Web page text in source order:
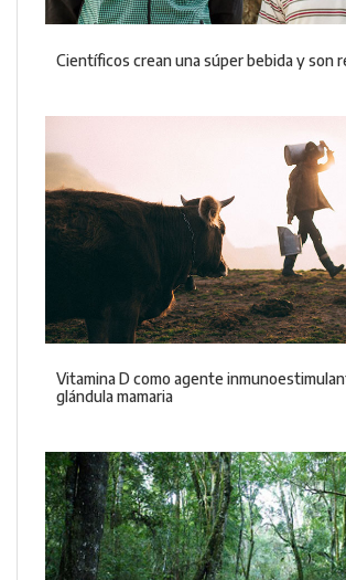
Científicos crean una súper bebida y son
Vitamina D como agente
glándula mamaria